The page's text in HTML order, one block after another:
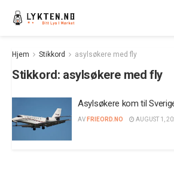
Hjem Stikkord asylsøkere med fly
Stikkord: asylsøkere med fly
Asylsøkere kom til
AV FRIEORD.NO AUGUST 1,